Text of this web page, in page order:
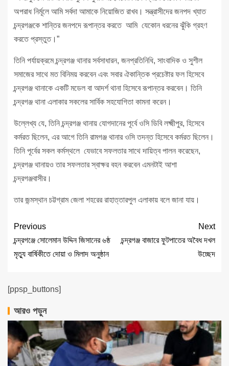
অপরাধ নির্মূলে আমি সর্বদা আমাকে নিয়োজিত রাখব। সন্ত্রাসীদের জনপদ খ্যাত
চন্দ্রগঞ্জকে শান্তির জনপদে রূপান্তর করতে আমি যেকোন ধরনের ঝুঁকি গ্রহণ
করতে প্রস্তুত।”
তিনি পর্যায়ক্রমে চন্দ্রগঞ্জ থানার সর্বসাধারন, জনপ্রতিনিধি, সাংবাদিক ও সুশীল
সমাজের সাথে মত বিনিময় করবেন এবং সবার ঐকান্তিক প্রচেষ্টার ফল হিসেবে
চন্দ্রগঞ্জ থানাকে একটি মডেল বা আদর্শ থানা হিসেবে রূপান্তর করবেন। তিনি
চন্দ্রগঞ্জ থানা এলাকার সকলের সার্বিক সহযোগিতা কামনা করেন।
উল্লেখ্য যে, তিনি চন্দ্রগঞ্জ থানায় যোগদানের পূর্বে ওসি ডিবি লক্ষ্মীপুর, হিসেবে
কর্মরত ছিলেন, এর আগে তিনি রামগঞ্জ থানার ওসি তদন্ত হিসেবে কর্মরত ছিলেন।
তিনি পূর্বের সকল কর্মস্থলে যেভাবে সফলতার সাথে দায়িত্ব পালন করেছেন,
চন্দ্রগঞ্জ থানায়ও তার সফলতার স্বাক্ষর বহন করবেন এমনটাই আশা
চন্দ্রগঞ্জবাসীর।
তার জন্মস্থান চট্টগ্রাম জেলা শহরের রাহাত্তারপুল এলাকায় বলে জানা যায়।
Previous
চন্দ্রগঞ্জে সোলেমান উদ্দিন জিসানের ৬ষ্ঠ
মৃত্যু বার্ষিকীতে দোয়া ও মিলাদ অনুষ্ঠান
Next
চন্দ্রগঞ্জ বাজারে ফুটপাতের অবৈধ দখল
উচ্ছেদ
[ppsp_buttons]
আরও পড়ুন